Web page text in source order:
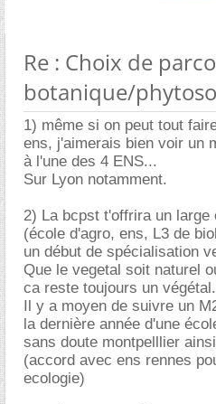
Re : Choix de
botanique/
1) même si on peut tout
ens, j'aimerais bien voir un
à l'une des 4 ENS...
Sur Lyon notamment.
2) La bcpst t'offrira un large
(école d'agro, ens, L3 de
un début de spécialisation
Que le vegetal soit naturel
ca reste toujours un
Il y a moyen de suivre un
la dernière année d'une
sans doute montpelllier
(accord avec ens rennes
ecologie)